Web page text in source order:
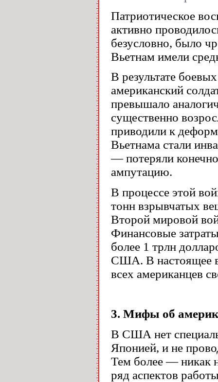
Патриотическое
активно
безусловно, было
Вьетнам имели
В результате
американский
превышало
существенно
приводили к
Вьетнама стали
— потеряли
ампутацию.
В процессе этой
тонн взрывчатых
Второй мировой
Финансовые
более 1 трлн
США. В настоящее
всех американцев
3. Мифы об
В США нет
Японией, и не
Тем более — никак
ряд аспектов